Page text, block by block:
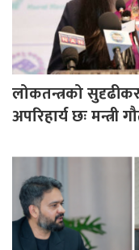
लोकतन्त्रको
अपरिहार्य छः मन्त्री